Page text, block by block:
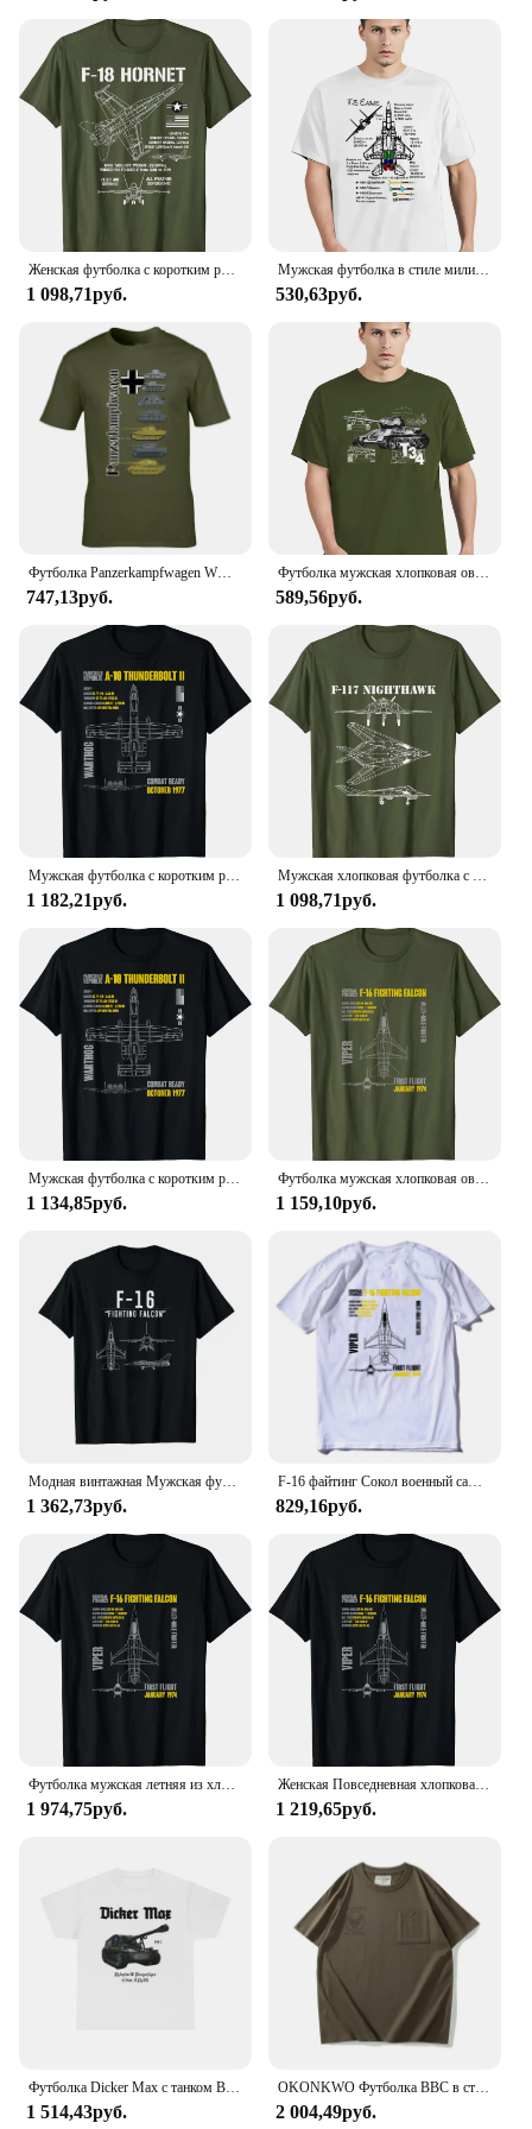
Женская футболка с коротким рукавом и военным самолетом
1 098,71руб.
Мужская футболка в стиле милитари с принтом «Американская модель орела», футболка большого размера для фитнеса, топы унисекс, футболки, уличная одежда
530,63руб.
Футболка Panzerkampfwagen WW2, немецкая футболка с изображением военной истории для мужчин, футболка с изображением танков мира, армированная футболка из хлопка
747,13руб.
Футболка мужская хлопковая оверсайз С Рисунком Тигра, T34
589,56руб.
Мужская футболка с коротким рукавом, из натурального хлопка
1 182,21руб.
Мужская хлопковая футболка с коротким рукавом и круглым вырезом
1 098,71руб.
1 134,85руб.
Футболка мужская хлопковая оверсайз с коротким рукавом и круглым вырезом
1 159,10руб.
1 362,73руб.
F-16 файтинг Сокол военный самолет мужской короткий рукав повседневный хлопок O-образный вырез
829,16руб.
1 974,75руб.
Женская Повседневная хлопковая футболка с коротким рукавом и круглым вырезом
1 219,65руб.
1 514,43руб.
OKONKWO Футболка ВВС в стиле милитари с круглым вырезом Американская винтажная футболка с короткими рукавами с круглым вырезом Другой материал
2 004,49руб.